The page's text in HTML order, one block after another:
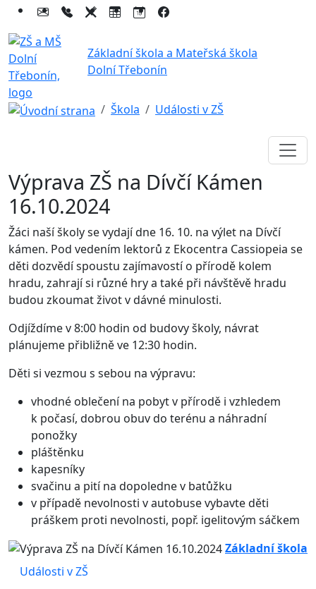
Základní škola a Mateřská škola
Dolní Třebonín
Škola Události v ZŠ
Výprava ZŠ na Dívčí Kámen
16.10.2024
Žáci naší školy se vydají dne 16. 10. na výlet na Dívčí
kámen. Pod vedením lektorů z Ekocentra Cassiopeia se
děti dozvědí spoustu zajímavostí o přírodě kolem
hradu, zahrají si různé hry a také při návštěvě hradu
budou zkoumat život v dávné minulosti.
Odjíždíme v 8:00 hodin od budovy školy, návrat
plánujeme přibližně ve 12:30 hodin.
Děti si vezmou s sebou na výpravu:
vhodné oblečení na pobyt v přírodě i vzhledem
k počasí, dobrou obuv do terénu a náhradní
ponožky
pláštěnku
kapesníky
svačinu a pití na dopoledne v batůžku
v případě nevolnosti v autobuse vybavte děti
práškem proti nevolnosti, popř. igelitovým sáčkem
Základní škola
Události v ZŠ